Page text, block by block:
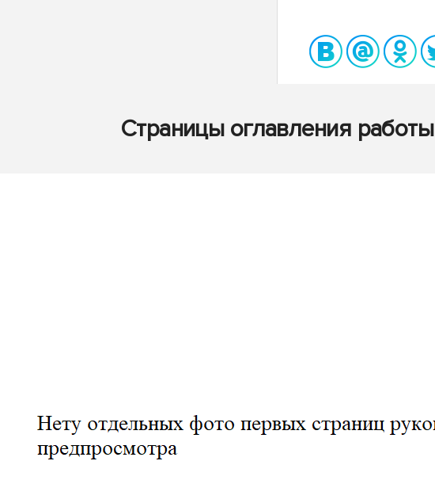
Страницы оглавления работы